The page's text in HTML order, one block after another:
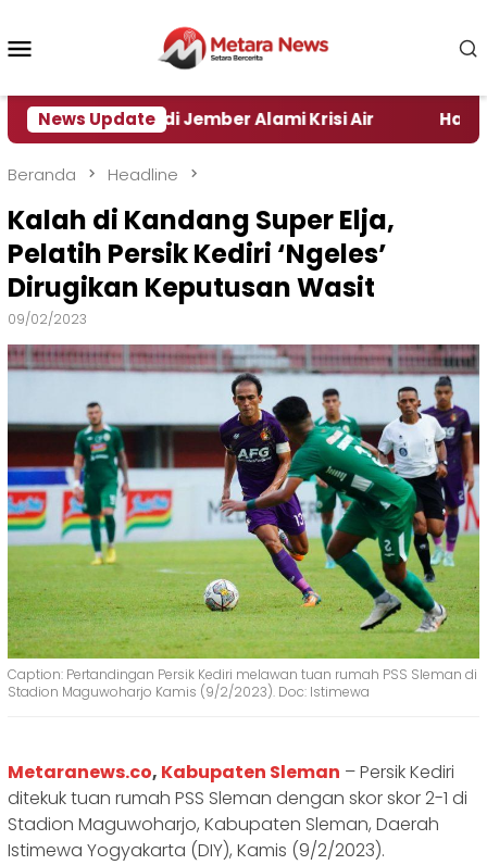
konten
News Update
Daerah di Jember Alami Krisi Air Harga
Beranda Headline
Kalah di Kandang Super Elja,
Pelatih Persik Kediri ‘Ngeles’
Dirugikan Keputusan Wasit
09/02/2023
Caption: Pertandingan Persik Kediri melawan tuan rumah PSS Sleman di
Stadion Maguwoharjo Kamis (9/2/2023). Doc: Istimewa
Metaranews.co, Kabupaten Sleman – Persik Kediri
ditekuk tuan rumah PSS Sleman dengan skor skor 2-1 di
Stadion Maguwoharjo, Kabupaten Sleman, Daerah
Istimewa Yogyakarta (DIY), Kamis (9/2/2023).